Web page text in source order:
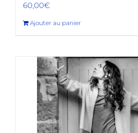
60,00€
Ajouter au panier